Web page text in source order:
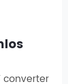
converter